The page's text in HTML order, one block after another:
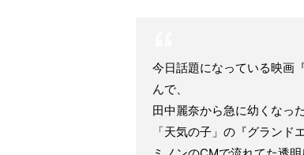
今日話題になっている映画
んで、
田中麗奈から急に幼くなっ
「天気の子」の『グランド